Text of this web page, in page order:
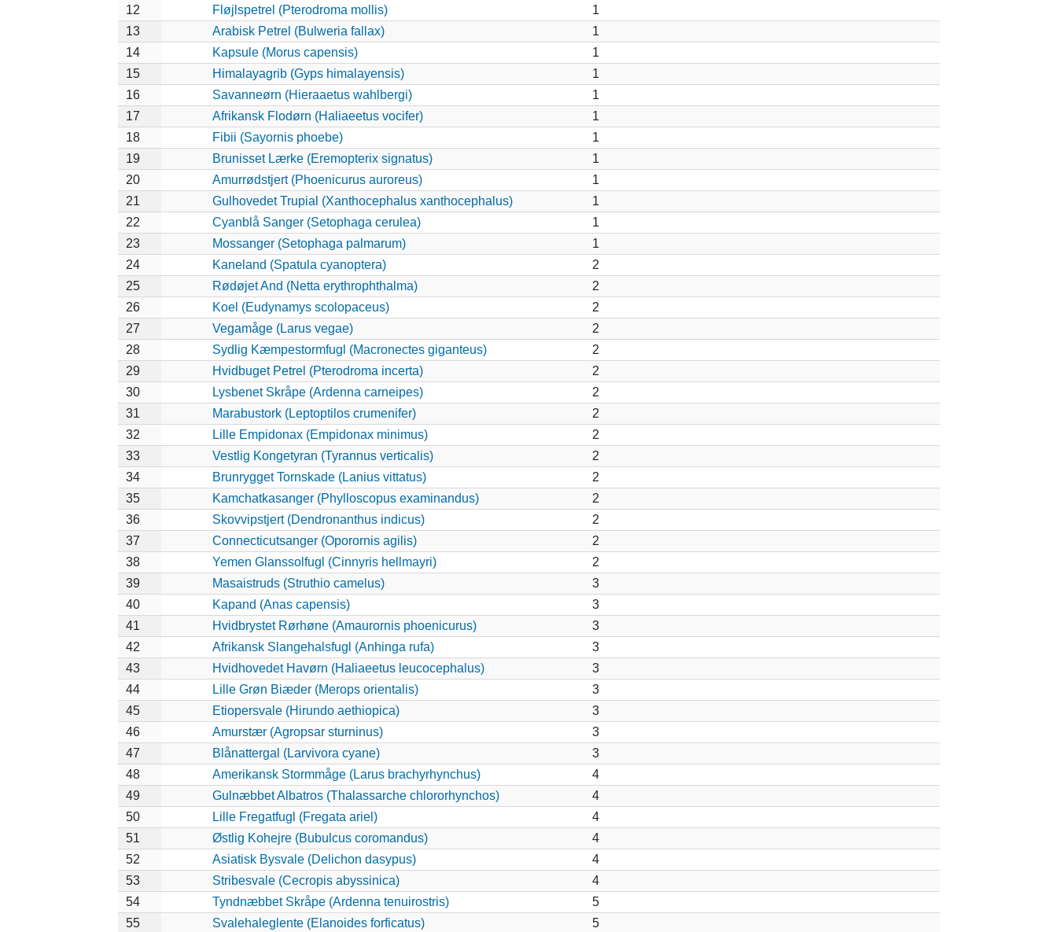
12
Fløjlspetrel (Pterodroma mollis)
1
13
Arabisk Petrel (Bulweria fallax)
1
14
Kapsule (Morus capensis)
1
15
Himalayagrib (Gyps himalayensis)
1
16
Savanneørn (Hieraaetus wahlbergi)
1
17
Afrikansk Flodørn (Haliaeetus vocifer)
1
18
Fibii (Sayornis phoebe)
1
19
Brunisset Lærke (Eremopterix signatus)
1
20
Amurrødstjert (Phoenicurus auroreus)
1
21
Gulhovedet Trupial (Xanthocephalus xanthocephalus)
1
22
Cyanblå Sanger (Setophaga cerulea)
1
23
Mossanger (Setophaga palmarum)
1
24
Kaneland (Spatula cyanoptera)
2
25
Rødøjet And (Netta erythrophthalma)
2
26
Koel (Eudynamys scolopaceus)
2
27
Vegamåge (Larus vegae)
2
28
Sydlig Kæmpestormfugl (Macronectes giganteus)
2
29
Hvidbuget Petrel (Pterodroma incerta)
2
30
Lysbenet Skråpe (Ardenna carneipes)
2
31
Marabustork (Leptoptilos crumenifer)
2
32
Lille Empidonax (Empidonax minimus)
2
33
Vestlig Kongetyran (Tyrannus verticalis)
2
34
Brunrygget Tornskade (Lanius vittatus)
2
35
Kamchatkasanger (Phylloscopus examinandus)
2
36
Skovvipstjert (Dendronanthus indicus)
2
37
Connecticutsanger (Oporornis agilis)
2
38
Yemen Glanssolfugl (Cinnyris hellmayri)
2
39
Masaistruds (Struthio camelus)
3
40
Kapand (Anas capensis)
3
41
Hvidbrystet Rørhøne (Amaurornis phoenicurus)
3
42
Afrikansk Slangehalsfugl (Anhinga rufa)
3
43
Hvidhovedet Havørn (Haliaeetus leucocephalus)
3
44
Lille Grøn Biæder (Merops orientalis)
3
45
Etiopersvale (Hirundo aethiopica)
3
46
Amurstær (Agropsar sturninus)
3
47
Blånattergal (Larvivora cyane)
3
48
Amerikansk Stormmåge (Larus brachyrhynchus)
4
49
Gulnæbbet Albatros (Thalassarche chlororhynchos)
4
50
Lille Fregatfugl (Fregata ariel)
4
51
Østlig Kohejre (Bubulcus coromandus)
4
52
Asiatisk Bysvale (Delichon dasypus)
4
53
Stribesvale (Cecropis abyssinica)
4
54
Tyndnæbbet Skråpe (Ardenna tenuirostris)
5
55
Svalehaleglente (Elanoides forficatus)
5